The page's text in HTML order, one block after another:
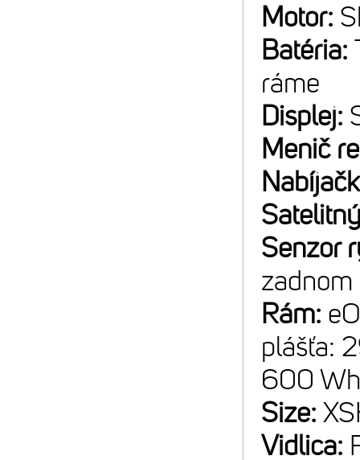
Motor:
Batéria:
ráme
Displej:
Menič
Senzor
Rám:
plášťa:
600 Wh
Size:
Vidlica: